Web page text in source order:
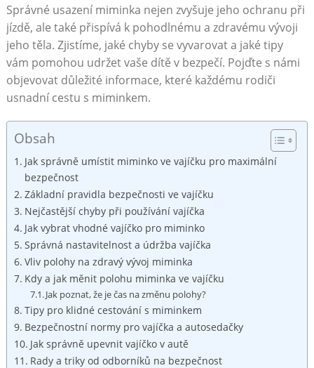
Správné usazení miminka nejen zvyšuje jeho ochranu při
jízdě, ale také přispívá k pohodlnému a zdravému vývoji
jeho těla. Zjistíme, jaké chyby se vyvarovat a jaké tipy
vám pomohou udržet vaše dítě v bezpečí. Pojďte s námi
objevovat důležité informace, které každému rodiči
usnadní cestu s miminkem.
Obsah
Jak správně umístit miminko ve vajíčku pro maximální
bezpečnost
Základní pravidla bezpečnosti ve vajíčku
Nejčastější chyby při používání vajíčka
Jak vybrat vhodné vajíčko pro miminko
Správná nastavitelnost a údržba vajíčka
Vliv polohy na zdravý vývoj miminka
Kdy a jak měnit polohu miminka ve vajíčku
Jak poznat, že je čas na změnu polohy?
Tipy pro klidné cestování s miminkem
Bezpečnostní normy pro vajíčka a autosedačky
Jak správně upevnit vajíčko v autě
Rady a triky od odborníků na bezpečnost